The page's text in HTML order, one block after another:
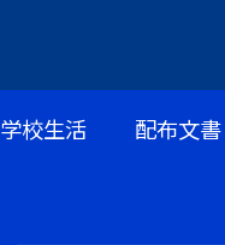
学校生活 配布文書